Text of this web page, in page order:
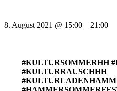
8. August 2021 @ 15:00 – 21:00
#KULTURSOMMERHH
#KULTURRAUSCHHH